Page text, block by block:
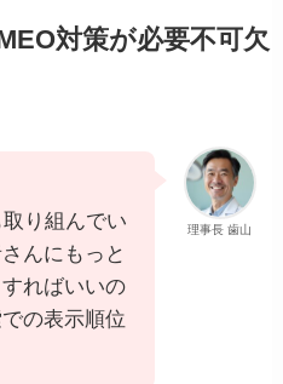
対策が必要不可欠
理事長 歯山
り組んでい
んにもっと
ればいいの
の表示順位